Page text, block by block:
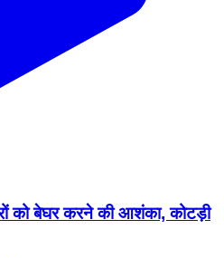
को बेघर करने की आशंका, कोटड़ी